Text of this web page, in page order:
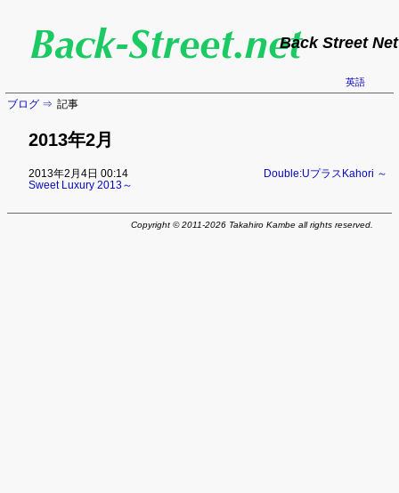
Back Street Net
英語
ブログ 記事
2013年2月
2013年2月4日 00:14
Double:UプラスKahori ～
Sweet Luxury 2013～
Copyright © 2011-2026 Takahiro Kambe all rights reserved.